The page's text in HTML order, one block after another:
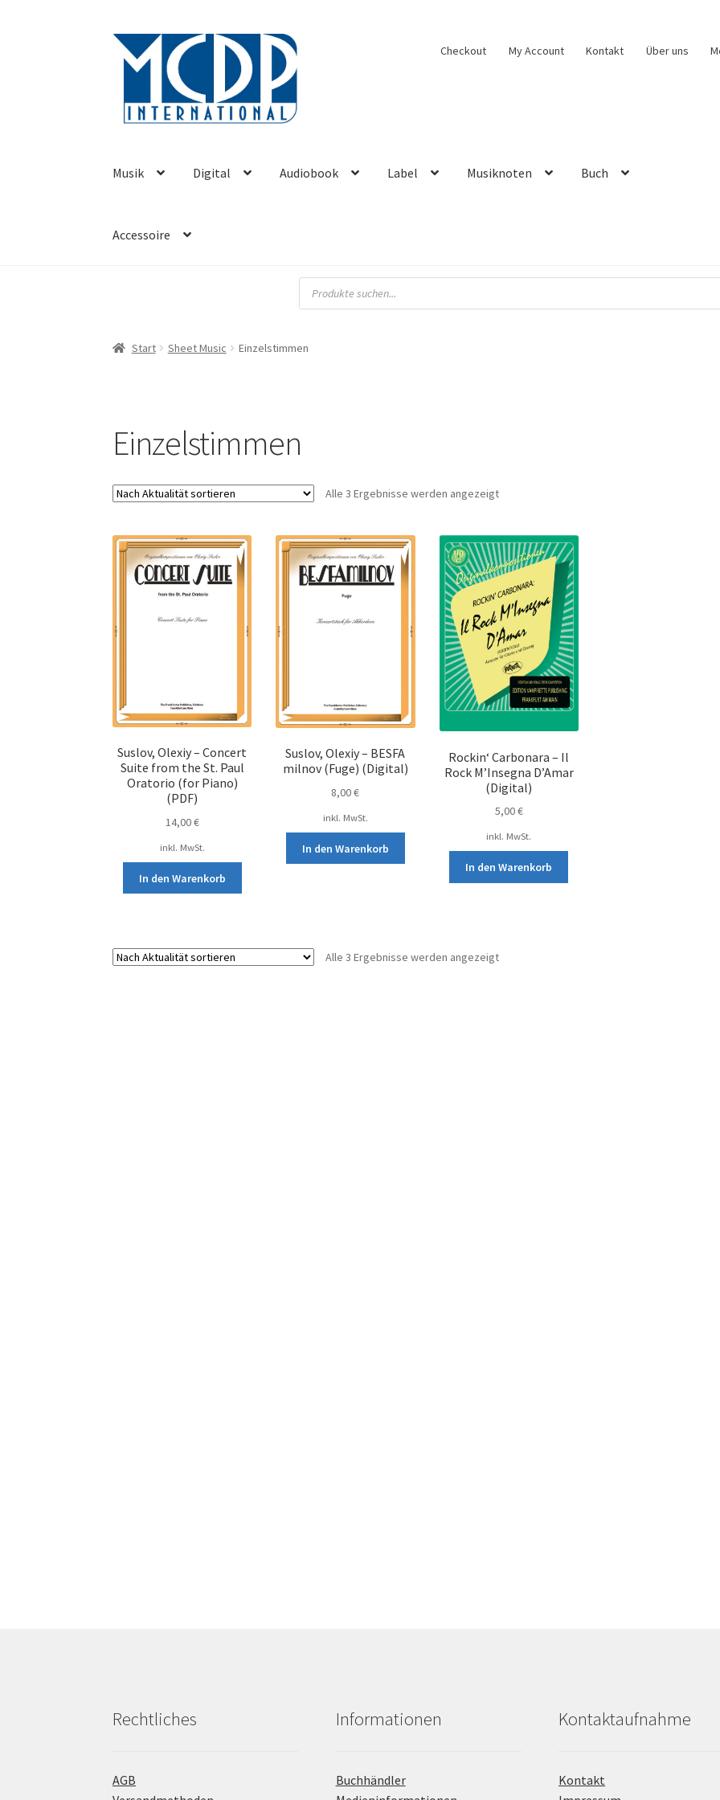
Zur
Navigation
Zum
Inhalt
Checkout My Account Kontakt Über uns
Musik Digital Audiobook Label Musiknoten Buch
Accessoire
Products
search
Start Sheet Music Einzelstimmen
Einzelstimmen
Alle 3 Ergebnisse werden angezeigtNach
Suslov, Olexiy – Concert
Suite from the St. Paul
Oratorio (for Piano)
(PDF)
14,00€
inkl. MwSt.
In den Warenkorb
Suslov, Olexiy – BESFA
milnov (Fuge) (Digital)
8,00€
inkl. MwSt.
In den Warenkorb
Rockin‘ Carbonara – Il
Rock M’Insegna D’Amar
(Digital)
5,00€
inkl. MwSt.
In den Warenkorb
Alle 3 Ergebnisse werden angezeigtNach
Rechtliches
AGB
Informationen
Buchhändler
Kontaktaufnahme
Kontakt